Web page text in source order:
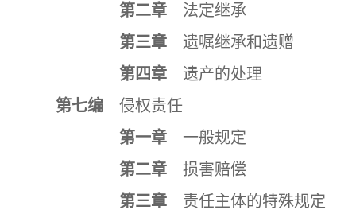
第二章 法定继承
第三章 遗嘱继承和遗赠
第四章 遗产的处理
第七编 侵权责任
第一章 一般规定
第二章 损害赔偿
第三章 责任主体的特殊规定